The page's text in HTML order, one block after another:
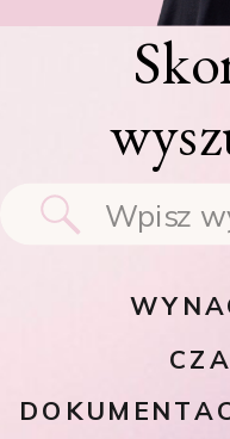
Search
for: